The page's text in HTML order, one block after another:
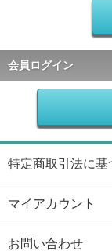
会員ログイン
特定商取引法に基
マイアカウント
お問い合わせ